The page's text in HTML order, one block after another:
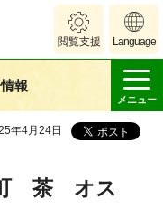
閲覧支援 Language
報
メニュー
年4月24日
町 茶 オス